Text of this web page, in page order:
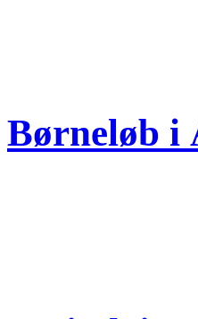
Børneløb i